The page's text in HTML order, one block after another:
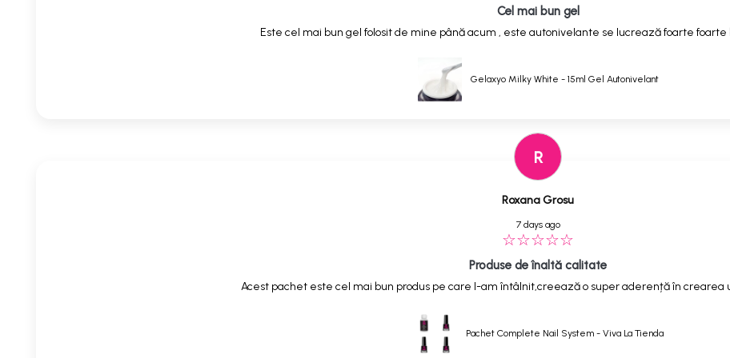
Cel mai bun gel
Este cel mai bun gel folosit de mine până acum , este autonivelante se lucrează foarte foarte
Gelaxyo Milky White - 15ml Gel Autonivelant
R
Roxana Grosu
7 days ago
Produse de înaltă calitate
Acest pachet este cel mai bun produs pe care l-am întâlnit,creează o super aderență în crearea
Pachet Complete Nail System - Viva La Tienda